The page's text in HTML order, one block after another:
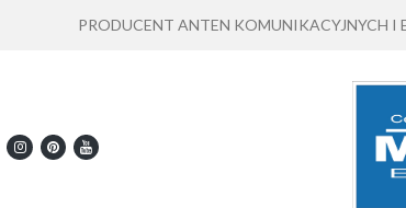
PRODUCENT ANTEN KOMUNIKACYJNYCH I